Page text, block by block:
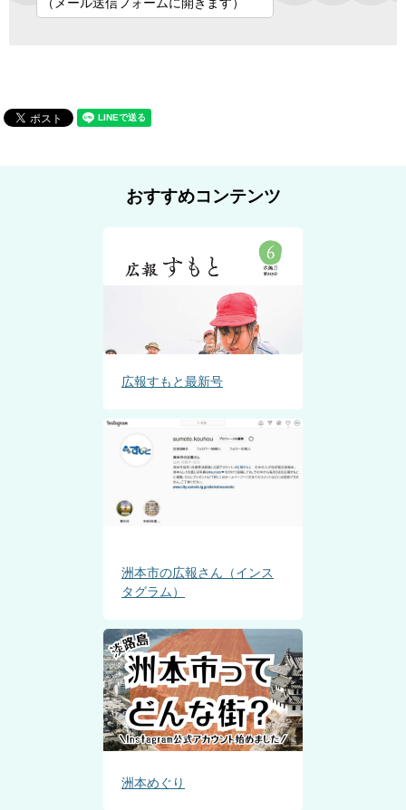
（メール送信フォームに開きます）
おすすめコンテンツ
広報すもと最新号
洲本市の広報さん（インス
タグラム）
洲本めぐり